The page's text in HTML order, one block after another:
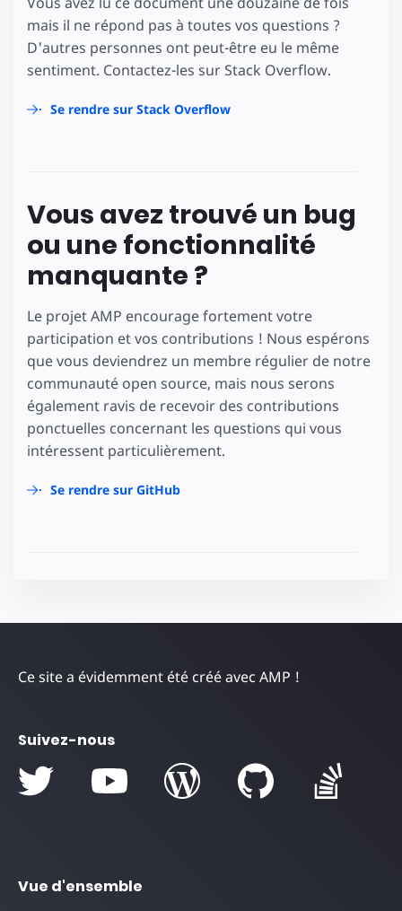
mais il ne répond pas à toutes vos questions ?
D'autres personnes ont peut-être eu le même
sentiment. Contactez-les sur Stack Overflow.
Se rendre sur Stack Overflow
Vous avez trouvé un bug
ou une fonctionnalité
manquante ?
Le projet AMP encourage fortement votre
participation et vos contributions ! Nous espérons
que vous deviendrez un membre régulier de notre
communauté open source, mais nous serons
également ravis de recevoir des contributions
ponctuelles concernant les questions qui vous
intéressent particulièrement.
Se rendre sur GitHub
Ce site a évidemment été créé avec AMP !
Suivez-nous
Vue d'ensemble